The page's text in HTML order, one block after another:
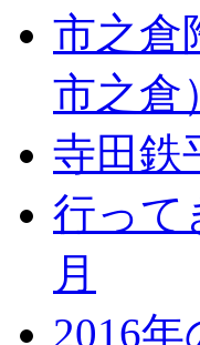
市之倉
市之倉
寺田鉄
行って
月
2016